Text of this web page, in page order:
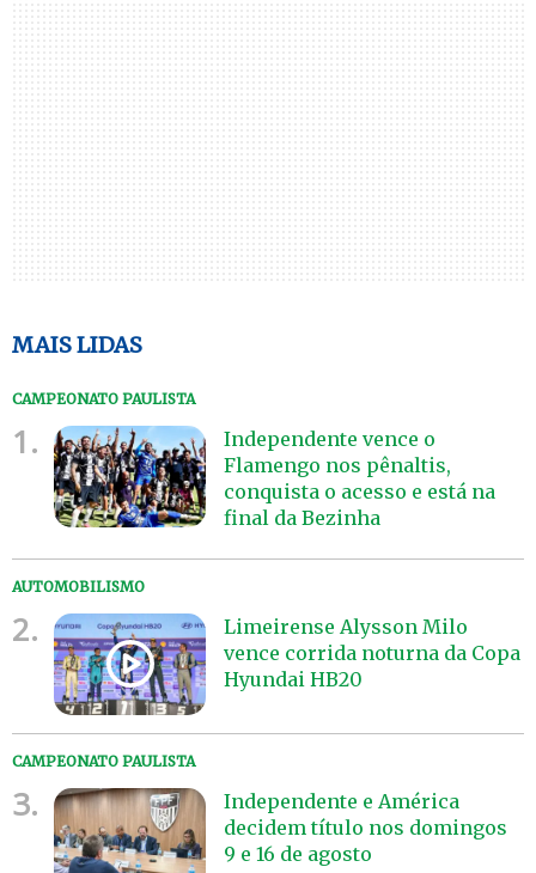
MAIS LIDAS
CAMPEONATO PAULISTA
1.
Independente vence o
Flamengo nos pênaltis,
conquista o acesso e está na
final da Bezinha
AUTOMOBILISMO
2.
Limeirense Alysson Milo
vence corrida noturna da Copa
Hyundai HB20
CAMPEONATO PAULISTA
3.
Independente e América
decidem título nos domingos
9 e 16 de agosto